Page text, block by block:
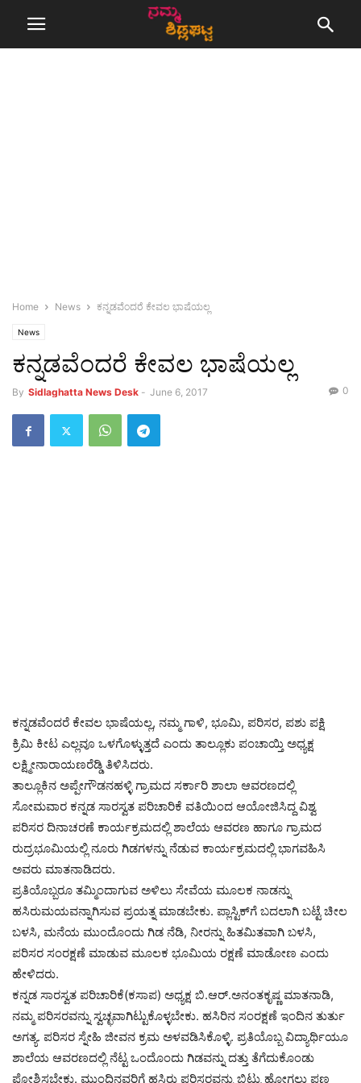
Home News ಕನ್ನಡವೆಂದರೆ ಕೇವಲ ಭಾಷೆಯಲ್ಲ
News
ಕನ್ನಡವೆಂದರೆ ಕೇವಲ ಭಾಷೆಯಲ್ಲ
By Sidlaghatta News Desk - June 6, 2017 0
ಕನ್ನಡವೆಂದರೆ ಕೇವಲ ಭಾಷೆಯಲ್ಲ, ನಮ್ಮ ಗಾಳಿ, ಭೂಮಿ, ಪರಿಸರ, ಪಶು ಪಕ್ಷಿ
ಕ್ರಿಮಿ ಕೀಟ ಎಲ್ಲವೂ ಒಳಗೊಳ್ಳುತ್ತದೆ ಎಂದು ತಾಲ್ಲೂಕು ಪಂಚಾಯ್ತಿ ಅಧ್ಯಕ್ಷ
ಲಕ್ಷ್ಮೀನಾರಾಯಣರೆಡ್ಡಿ ತಿಳಿಸಿದರು.
ತಾಲ್ಲೂಕಿನ ಅಪ್ಪೇಗೌಡನಹಳ್ಳಿ ಗ್ರಾಮದ ಸರ್ಕಾರಿ ಶಾಲಾ ಆವರಣದಲ್ಲಿ
ಸೋಮವಾರ ಕನ್ನಡ ಸಾರಸ್ವತ ಪರಿಚಾರಿಕೆ ವತಿಯಿಂದ ಆಯೋಜಿಸಿದ್ದ ವಿಶ್ವ
ಪರಿಸರ ದಿನಾಚರಣೆ ಕಾರ್ಯಕ್ರಮದಲ್ಲಿ ಶಾಲೆಯ ಆವರಣ ಹಾಗೂ ಗ್ರಾಮದ
ರುದ್ರಭೂಮಿಯಲ್ಲಿ ನೂರು ಗಿಡಗಳನ್ನು ನೆಡುವ ಕಾರ್ಯಕ್ರಮದಲ್ಲಿ ಭಾಗವಹಿಸಿ
ಅವರು ಮಾತನಾಡಿದರು.
ಪ್ರತಿಯೊಬ್ಬರೂ ತಮ್ಮಿಂದಾಗುವ ಅಳಿಲು ಸೇವೆಯ ಮೂಲಕ ನಾಡನ್ನು
ಹಸಿರುಮಯವನ್ನಾಗಿಸುವ ಪ್ರಯತ್ನ ಮಾಡಬೇಕು. ಪ್ಲಾಸ್ಟಿಕ್‌ಗೆ ಬದಲಾಗಿ ಬಟ್ಟೆ ಚೀಲ
ಬಳಸಿ, ಮನೆಯ ಮುಂದೊಂದು ಗಿಡ ನೆಡಿ, ನೀರನ್ನು ಹಿತಮಿತವಾಗಿ ಬಳಸಿ,
ಪರಿಸರ ಸಂರಕ್ಷಣೆ ಮಾಡುವ ಮೂಲಕ ಭೂಮಿಯ ರಕ್ಷಣೆ ಮಾಡೋಣ ಎಂದು
ಹೇಳಿದರು.
ಕನ್ನಡ ಸಾರಸ್ವತ ಪರಿಚಾರಿಕೆ(ಕಸಾಪ) ಅಧ್ಯಕ್ಷ ಬಿ.ಆರ್‌.ಅನಂತಕೃಷ್ಣ ಮಾತನಾಡಿ,
ನಮ್ಮ ಪರಿಸರವನ್ನು ಸ್ವಚ್ಛವಾಗಿಟ್ಟುಕೊಳ್ಳಬೇಕು. ಹಸಿರಿನ ಸಂರಕ್ಷಣೆ ಇಂದಿನ ತುರ್ತು
ಅಗತ್ಯ. ಪರಿಸರ ಸ್ನೇಹಿ ಜೀವನ ಕ್ರಮ ಅಳವಡಿಸಿಕೊಳ್ಳಿ. ಪ್ರತಿಯೊಬ್ಬ ವಿದ್ಯಾರ್ಥಿಯೂ
ಶಾಲೆಯ ಆವರಣದಲ್ಲಿ ನೆಟ್ಟ ಒಂದೊಂದು ಗಿಡವನ್ನು ದತ್ತು ತೆಗೆದುಕೊಂಡು
ಪೋಶಿಸಬೇಕು. ಮುಂದಿನವರಿಗೆ ಹಸಿರು ಪರಿಸರವನ್ನು ಬಿಟ್ಟು ಹೋಗಲು ಪಣ